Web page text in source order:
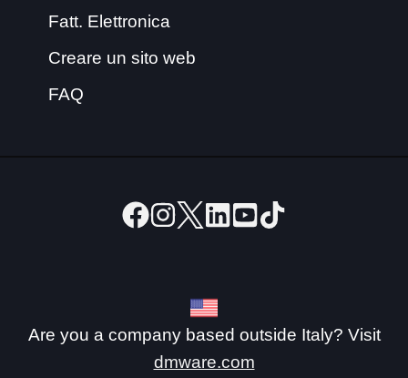
Fatt. Elettronica
Creare un sito web
FAQ
Are you a company based outside Italy? Visit
dmware.com